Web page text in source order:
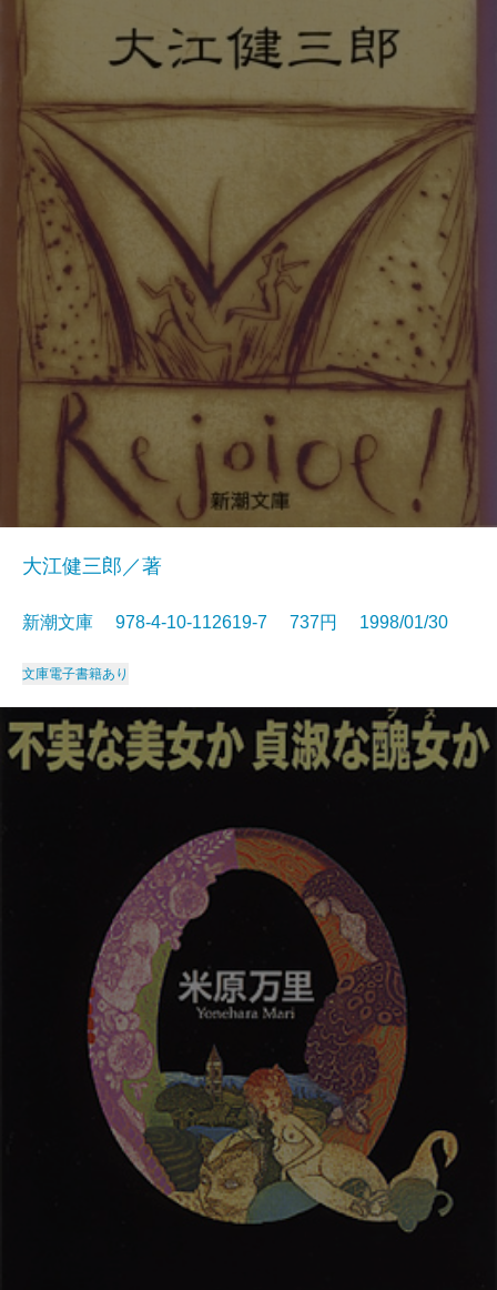
大江健三郎／著
新潮文庫 978-4-10-112619-7 737円 1998/01/30
文庫電子書籍あり